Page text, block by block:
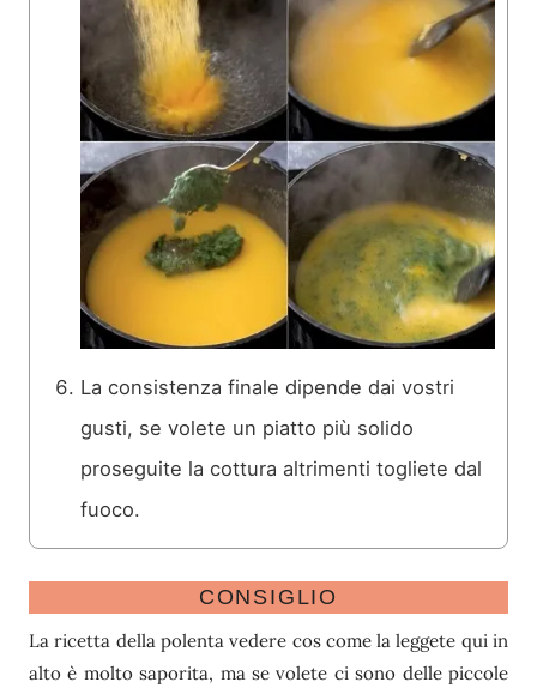
La consistenza finale dipende dai vostri
gusti, se volete un piatto più solido
proseguite la cottura altrimenti togliete dal
fuoco.
CONSIGLIO
La ricetta della polenta vedere cos come la leggete qui in
alto è molto saporita, ma se volete ci sono delle piccole